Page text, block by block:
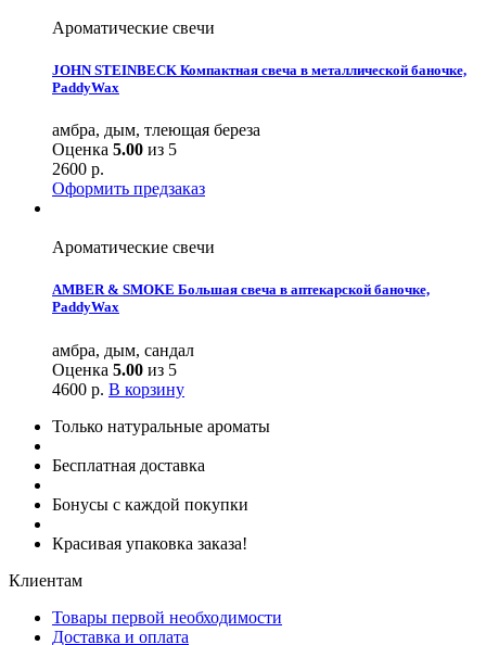
Ароматические свечи
JOHN STEINBECK Компактная свеча в металлической баночке,
PaddyWax
амбра, дым, тлеющая береза
Оценка 5.00 из 5
2600 р.
Оформить предзаказ
Ароматические свечи
AMBER & SMOKE Большая свеча в аптекарской баночке,
PaddyWax
амбра, дым, сандал
Оценка 5.00 из 5
4600 р. В корзину
Только натуральные ароматы
Бесплатная доставка
Бонусы с каждой покупки
Красивая упаковка заказа!
Клиентам
Товары первой необходимости
Доставка и оплата